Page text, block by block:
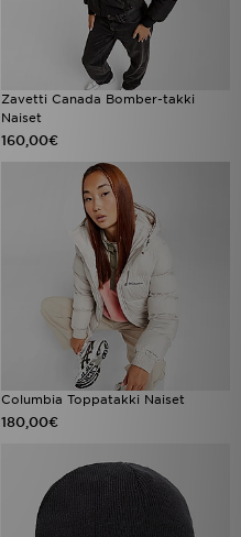
Zavetti Canada Bomber-takki
Naiset
160,00€
Columbia Toppatakki Naiset
180,00€